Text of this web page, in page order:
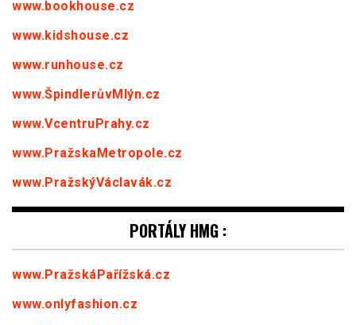
www.bookhouse.cz
www.kidshouse.cz
www.runhouse.cz
www.ŠpindlerůvMlýn.cz
www.VcentruPrahy.cz
www.PražskaMetropole.cz
www.PražskýVáclavák.cz
PORTÁLY HMG :
www.PražskáPařížská.cz
www.onlyfashion.cz